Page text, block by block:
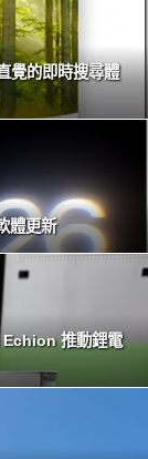
覺的即時搜尋體
體更新
Echion 推動鋰電